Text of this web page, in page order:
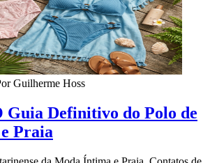
Guilherme Hoss
Guia Definitivo do Polo de
Praia